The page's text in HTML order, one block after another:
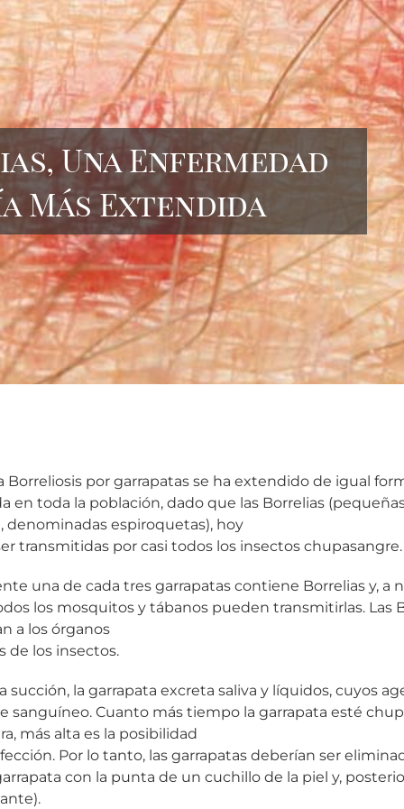
Una Enfermedad
Más Extendida
Borreliosis por garrapatas se ha extendido de igual
en toda la población, dado que las Borrelias
denominadas espiroquetas), hoy
transmitidas por casi todos los insectos chupasangre.
una de cada tres garrapatas contiene Borrelias y, a
los mosquitos y tábanos pueden transmitirlas. Las
a los órganos
de los insectos.
succión, la garrapata excreta saliva y líquidos, cuyos
sanguíneo. Cuanto más tiempo la garrapata esté
más alta es la posibilidad
Por lo tanto, las garrapatas deberían ser
con la punta de un cuchillo de la piel y,